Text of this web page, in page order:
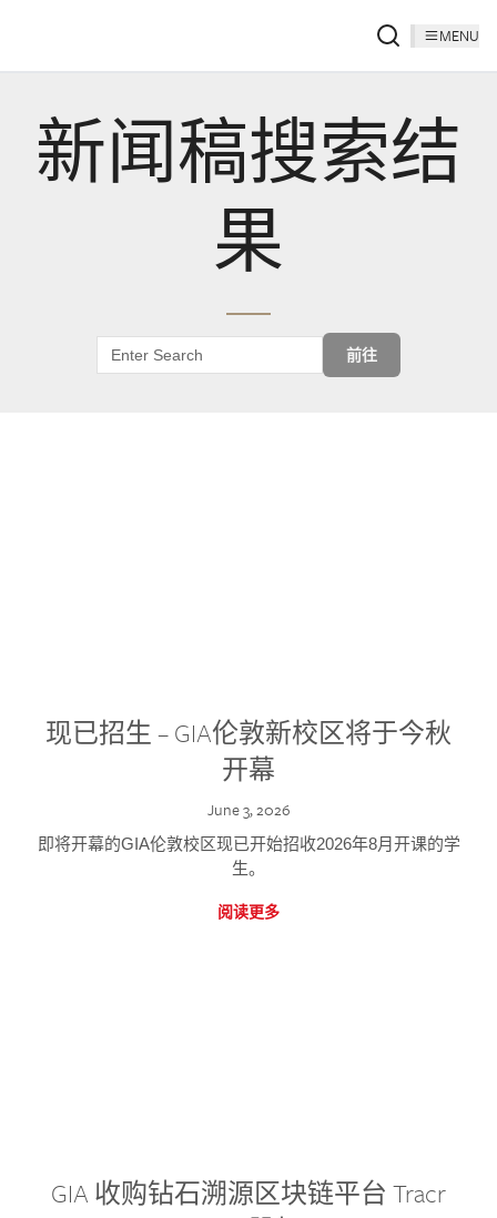
MENU
新闻稿搜索结
果
前往
现已招生 – GIA伦敦新校区将于今秋
开幕
June 3, 2026
即将开幕的GIA伦敦校区现已开始招收2026年8月开课的学
生。
阅读更多
GIA 收购钻石溯源区块链平台 Tracr